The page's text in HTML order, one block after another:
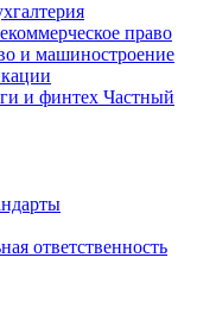
право
и машиностроение
и финтех Частный
ответственность